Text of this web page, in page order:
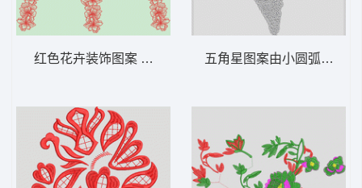
红色花卉装饰图案 花条 五角星图案由小圆弧构成